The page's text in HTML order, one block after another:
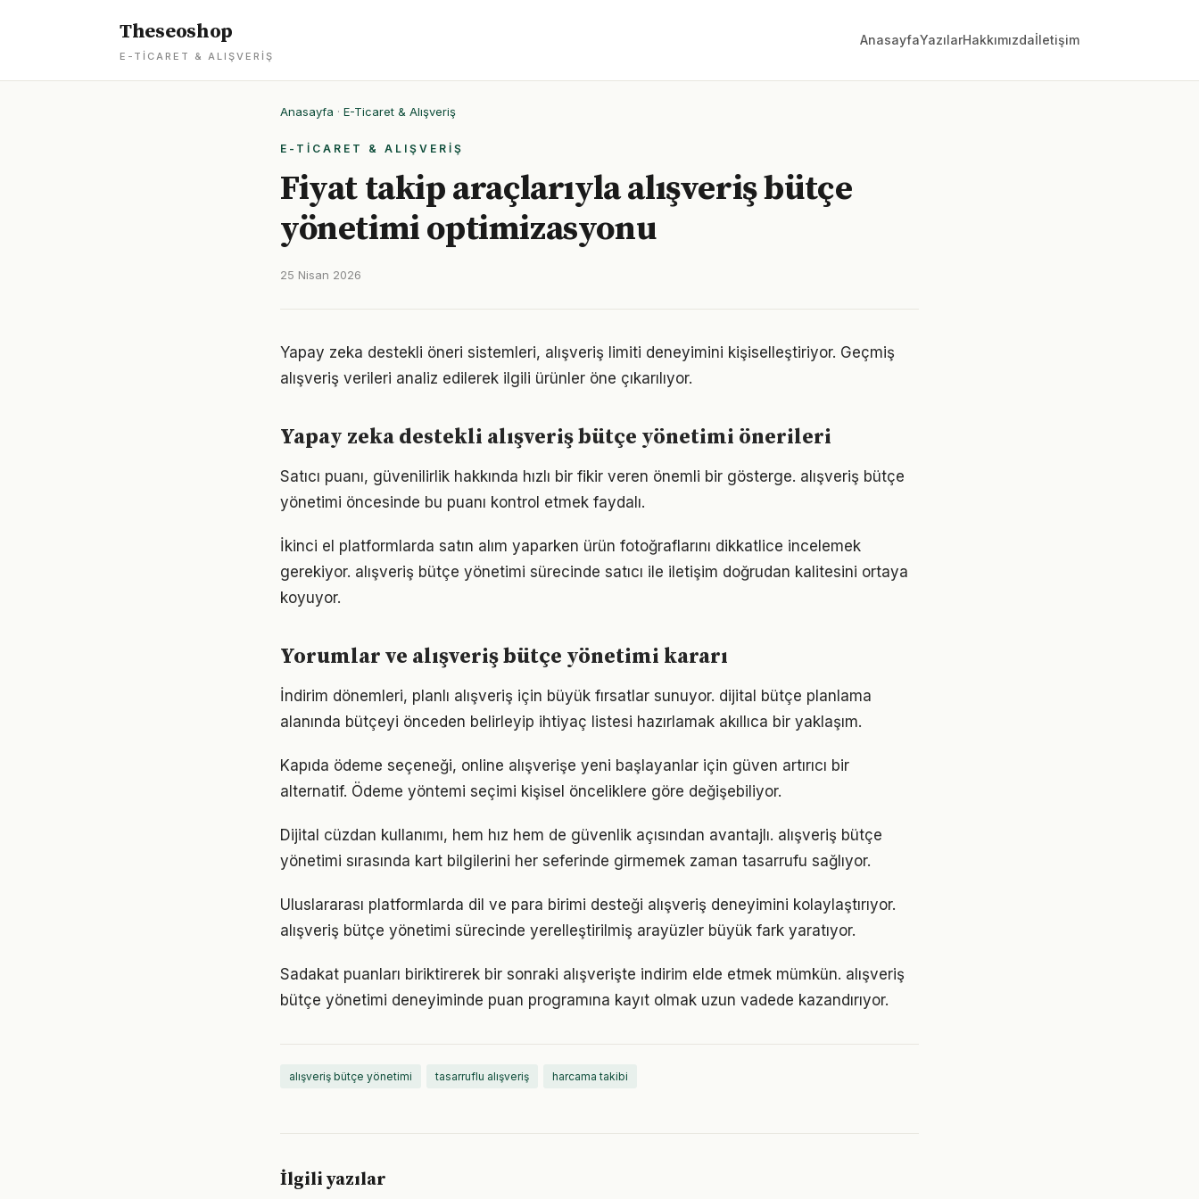
Theseoshop
E-TICARET & ALIŞVERIŞ
AnasayfaYazılarHakkımızdaİletişim
Anasayfa · E-Ticaret & Alışveriş
E-TICARET & ALIŞVERIŞ
Fiyat takip araçlarıyla alışveriş bütçe
yönetimi optimizasyonu
25 Nisan 2026
Yapay zeka destekli öneri sistemleri, alışveriş limiti deneyimini kişiselleştiriyor. Geçmiş
alışveriş verileri analiz edilerek ilgili ürünler öne çıkarılıyor.
Yapay zeka destekli alışveriş bütçe yönetimi önerileri
Satıcı puanı, güvenilirlik hakkında hızlı bir fikir veren önemli bir gösterge. alışveriş bütçe
yönetimi öncesinde bu puanı kontrol etmek faydalı.
İkinci el platformlarda satın alım yaparken ürün fotoğraflarını dikkatlice incelemek
gerekiyor. alışveriş bütçe yönetimi sürecinde satıcı ile iletişim doğrudan kalitesini ortaya
koyuyor.
Yorumlar ve alışveriş bütçe yönetimi kararı
İndirim dönemleri, planlı alışveriş için büyük fırsatlar sunuyor. dijital bütçe planlama
alanında bütçeyi önceden belirleyip ihtiyaç listesi hazırlamak akıllıca bir yaklaşım.
Kapıda ödeme seçeneği, online alışverişe yeni başlayanlar için güven artırıcı bir
alternatif. Ödeme yöntemi seçimi kişisel önceliklere göre değişebiliyor.
Dijital cüzdan kullanımı, hem hız hem de güvenlik açısından avantajlı. alışveriş bütçe
yönetimi sırasında kart bilgilerini her seferinde girmemek zaman tasarrufu sağlıyor.
Uluslararası platformlarda dil ve para birimi desteği alışveriş deneyimini kolaylaştırıyor.
alışveriş bütçe yönetimi sürecinde yerelleştirilmiş arayüzler büyük fark yaratıyor.
Sadakat puanları biriktirerek bir sonraki alışverişte indirim elde etmek mümkün. alışveriş
bütçe yönetimi deneyiminde puan programına kayıt olmak uzun vadede kazandırıyor.
alışveriş bütçe yönetimi tasarruflu alışveriş harcama takibi
İlgili yazılar